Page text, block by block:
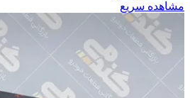
مشاهده سریع